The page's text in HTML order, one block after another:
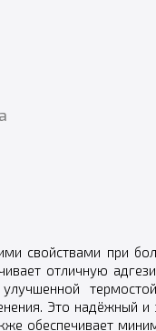
свойствами при
отличную
Это надёжный
обеспечивает